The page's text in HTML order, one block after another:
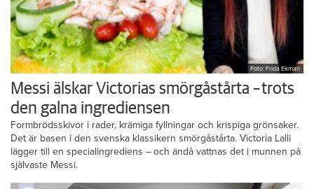
Foto: Frida Ekman
Messi älskar Victorias smörgåstårta – trots
den galna ingrediensen
Formbrödsskivor i rader, krämiga fyllningar och krispiga grönsaker.
Det är basen i den svenska klassikern smörgåstårta. Victoria Lalli
lägger till en specialingrediens – och ändå vattnas det i munnen på
självaste Messi.